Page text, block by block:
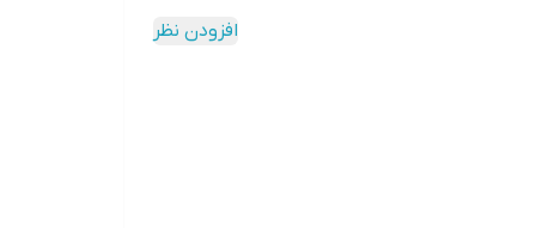
افزودن نظر